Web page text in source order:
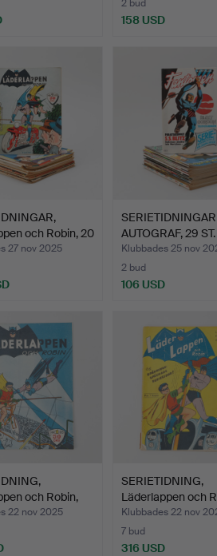
2 bud
158 USD
och Robin, 20
27 nov 2025
AUTOGRAF, 29 ST.
Klubbades 25 nov
2 bud
106 USD
och Robin,
22 nov 2025
SERIETIDNING,
Läderlappen och
1950.
Klubbades 22 nov
7 bud
316 USD